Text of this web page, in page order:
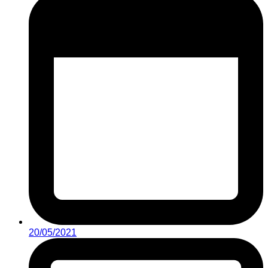
20/05/2021